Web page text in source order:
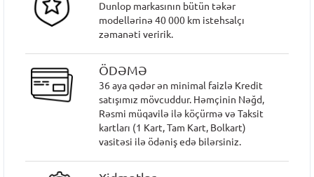
Dunlop markasının bütün təkər
modellərinə 40 000 km istehsalçı
zəmanəti veririk.
ÖDƏMƏ
36 aya qədər ən minimal faizlə Kredit
satışımız mövcuddur. Həmçinin Nəğd,
Rəsmi müqavilə ilə köçürmə və Taksit
kartları (1 Kart, Tam Kart, Bolkart)
vasitəsi ilə ödəniş edə bilərsiniz.